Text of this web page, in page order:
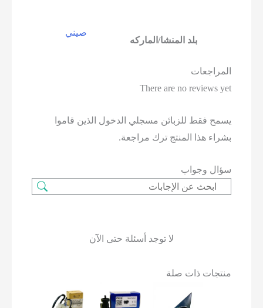
بلد المنشا/الماركه
صيني
المراجعات
There are no reviews yet
يسمح فقط للزبائن مسجلي الدخول الذين قاموا
بشراء هذا المنتج ترك مراجعة.
سؤال وجواب
لا توجد أسئلة حتى الآن
منتجات ذات صلة